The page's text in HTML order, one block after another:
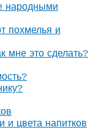
народными
похмелья и
мне это сделать?
и цвета напитков